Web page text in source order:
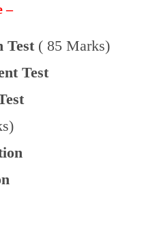
–
Test ( 85 Marks)
Test